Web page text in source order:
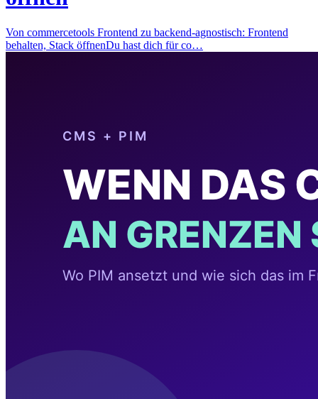
Von commercetools Frontend zu backend-agnostisch: Frontend
behalten, Stack öffnenDu hast dich für co…